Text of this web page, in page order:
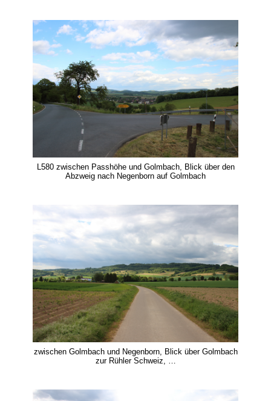
L580 zwischen Passhöhe und Golmbach, Blick über den
Abzweig nach Negenborn auf Golmbach
zwischen Golmbach und Negenborn, Blick über Golmbach
zur Rühler Schweiz, …